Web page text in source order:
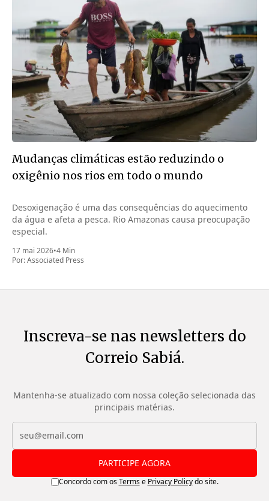
Mudanças climáticas estão reduzindo o
oxigênio nos rios em todo o mundo
Desoxigenação é uma das consequências do aquecimento
da água e afeta a pesca. Rio Amazonas causa preocupação
especial.
17 mai 2026•4 Min
Por:Associated Press
Inscreva-se nas newsletters do
Correio Sabiá.
Mantenha-se atualizado com nossa coleção selecionada das
principais matérias.
PARTICIPE AGORA
Concordo com osTermse Privacy Policydo site.